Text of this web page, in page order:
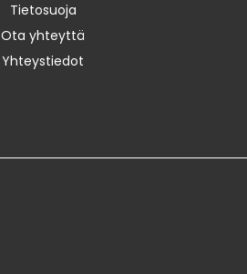
Tietosuoja
Ota yhteyttä
Yhteystiedot